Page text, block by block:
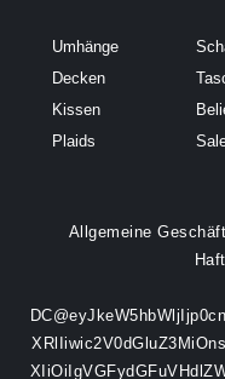
Umhänge
Decken
Kissen
Plaids
Allgemeine